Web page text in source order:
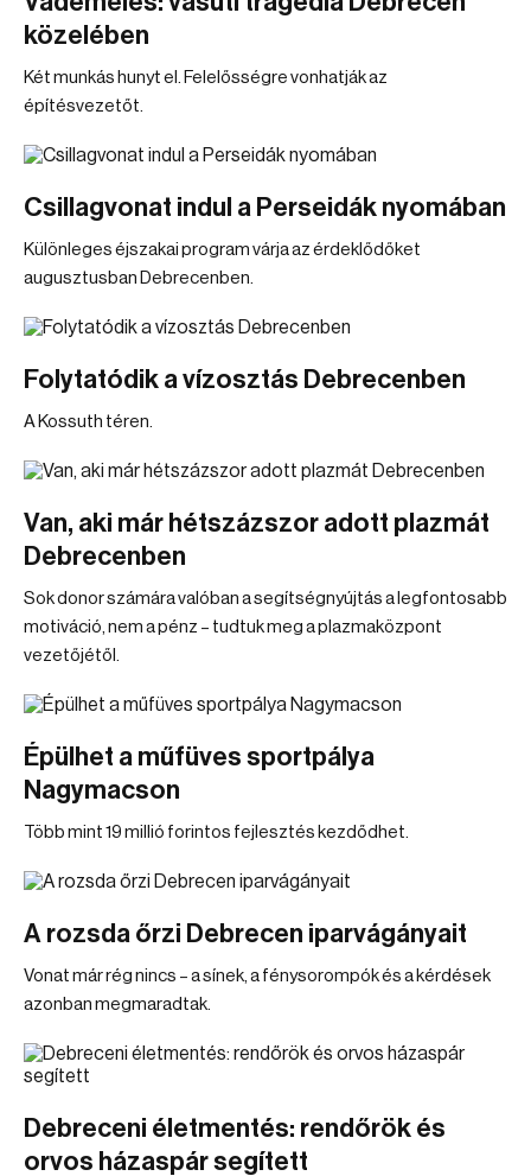
közelében
Két munkás hunyt el. Felelősségre vonhatják az
építésvezetőt.
Csillagvonat indul a Perseidák nyomában
Különleges éjszakai program várja az érdeklődőket
augusztusban Debrecenben.
Folytatódik a vízosztás Debrecenben
A Kossuth téren.
Van, aki már hétszázszor adott plazmát
Debrecenben
Sok donor számára valóban a segítségnyújtás a legfontosabb
motiváció, nem a pénz – tudtuk meg a plazmaközpont
vezetőjétől.
Épülhet a műfüves sportpálya
Nagymacson
Több mint 19 millió forintos fejlesztés kezdődhet.
A rozsda őrzi Debrecen iparvágányait
Vonat már rég nincs – a sínek, a fénysorompók és a kérdések
azonban megmaradtak.
Debreceni életmentés: rendőrök és
orvos házaspár segített